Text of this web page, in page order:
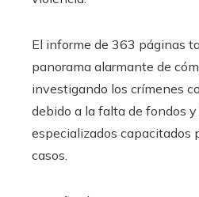
El informe de 363 páginas
panorama alarmante de
investigando los crímenes
debido a la falta de fondos
especializados capacitados
casos.